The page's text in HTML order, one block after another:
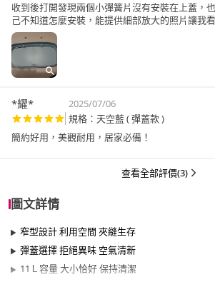
收到後打開發現兩個小彈簧片沒有安裝在上蓋，
己不知道怎麼安裝，能提供細部放大的照片讓我
*耀* 2025/07/06
規格：天空藍 ( 彈蓋款 )
簡約好用，美觀耐用，居家必備！
查看全部評價(3)
圖文詳情
窄型設計 利用空間 夾縫生存
彈蓋選擇 拒絕異味 空氣清新
11Ｌ容量 大小恰好 保持清潔